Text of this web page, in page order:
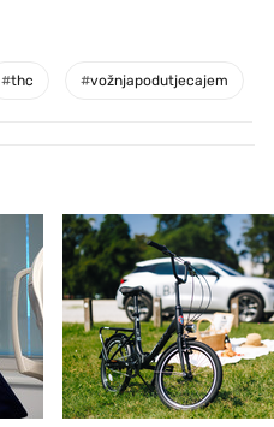
#thc #vožnjapodutjecajem